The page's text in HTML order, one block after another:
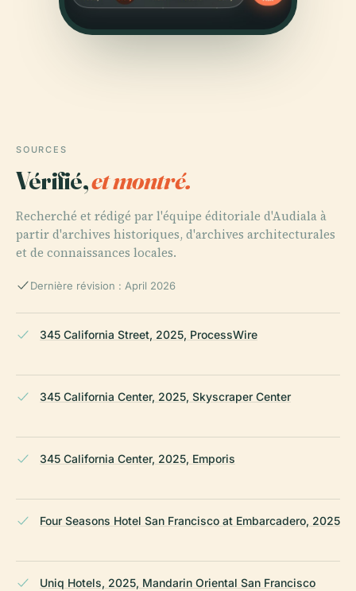
SOURCES
Vérifié,et montré.
Recherché et rédigé par l'équipe éditoriale d'Audiala à
partir d'archives historiques, d'archives architecturales
et de connaissances locales.
Dernière révision : April 2026
345 California Street, 2025, ProcessWire
345 California Center, 2025, Skyscraper Center
345 California Center, 2025, Emporis
Four Seasons Hotel San Francisco at Embarcadero, 2025
Uniq Hotels, 2025, Mandarin Oriental San Francisco